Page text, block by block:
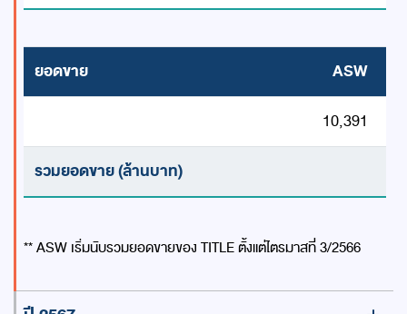
ยอดขาย ASW
10,391
รวมยอดขาย (ล้านบาท)
** ASW เริ่มนับรวมยอดขายของ TITLE ตั้งแต่ไตรมาสที่ 3/2566